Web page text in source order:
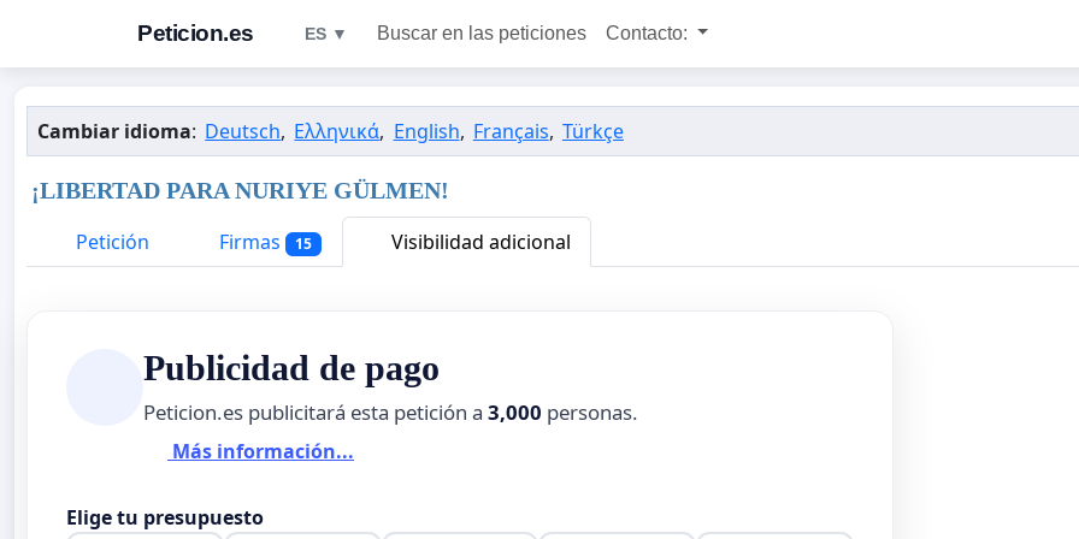
Peticion.es ES ▼ Buscar en las peticiones Contacto:
Cambiar idioma: Deutsch, Ελληνικά, English, Français, Türkçe
¡LIBERTAD PARA NURIYE GÜLMEN!
Petición
Firmas 15 Visibilidad adicional
Publicidad de pago
Peticion.es publicitará esta petición a 3,000 personas.
Más información...
Elige tu presupuesto